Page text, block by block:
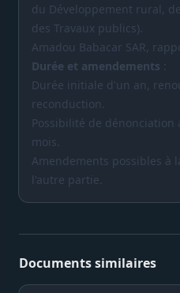
du Développement rural,
des Travaux publics).
Amadou Babacar SAR,
Durée et amendements :
Durée initiale d'un an,
reconduction.
Possibilité de dénonciation
mois.
Amendements possibles à
l'autre partie.
Documents similaires